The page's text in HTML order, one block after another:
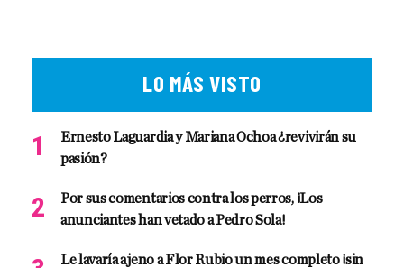
LO MÁS VISTO
Ernesto Laguardia y Mariana Ochoa ¿revivirán su
pasión?
Por sus comentarios contra los perros, ¡Los
anunciantes han vetado a Pedro Sola!
Le lavaría ajeno a Flor Rubio un mes completo ¡sin